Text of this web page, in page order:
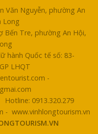
Văn Nguyễn, phường An
Long
Bến Tre, phường An Hội,
hành Quốc tế số: 83-
LHQT
-
0913.320.279
- www.vinhlongtourism.vn